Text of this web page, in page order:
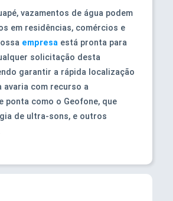
vazamentos de água podem
em residências, comércios e
empresa está pronta para
solicitação desta
garantir a rápida localização
avaria com recurso a
ponta como o Geofone, que
de ultra-sons, e outros